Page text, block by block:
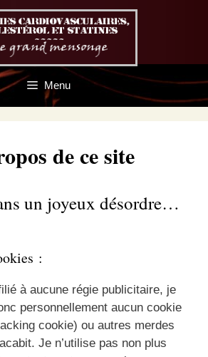
Menu
de ce site
un joyeux désordre…
:
à aucune régie publicitaire, je
personnellement aucun cookie
cookie) ou autres merdes
Je n’utilise pas non plus